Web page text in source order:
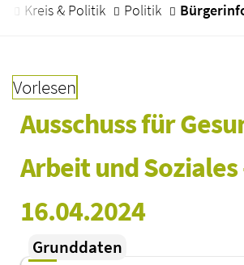
Kreis & Politik Politik
Vorlesen
Ausschuss für
Arbeit und Soziales
16.04.2024
Grunddaten